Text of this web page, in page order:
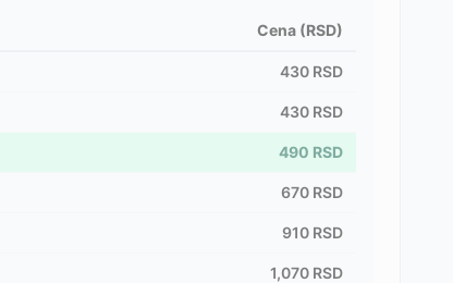
Cena (RSD)
430 RSD
430 RSD
490 RSD
670 RSD
910 RSD
1,070 RSD